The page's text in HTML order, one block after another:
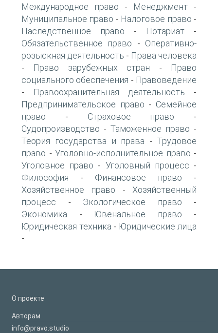
Международное право - Менеджмент -
Муниципальное право - Налоговое право -
Наследственное право - Нотариат -
Обязательственное право - Оперативно-
розыскная деятельность - Права человека
- Право зарубежных стран -
Право
социального обеспечения - Правоведение
- Правоохранительная деятельность -
Предпринимательское право - Семейное
право - Страховое право -
Судопроизводство - Таможенное право -
Теория государства и права -Трудовое
право - Уголовно-исполнительное право -
Уголовное право - Уголовный процесс -
Философия - Финансовое право -
Хозяйственное право - Хозяйственный
процесс - Экологическое право -
Экономика - Ювенальное право -
Юридическая техника - Юридические лица
-
О проекте
Авторам
info@pravo.studio